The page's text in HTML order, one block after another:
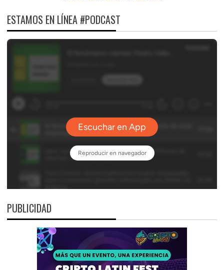
ESTAMOS EN LÍNEA #PODCAST
PUBLICIDAD